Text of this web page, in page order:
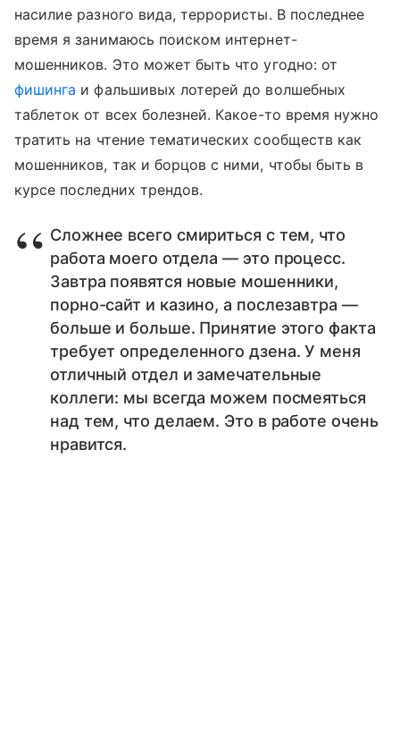
насилие разного вида, террористы. В последнее
время я занимаюсь поиском интернет-
мошенников. Это может быть что угодно: от
фишинга и фальшивых лотерей до волшебных
таблеток от всех болезней. Какое-то время нужно
тратить на чтение тематических сообществ как
мошенников, так и борцов с ними, чтобы быть в
курсе последних трендов.
Сложнее всего смириться с тем, что
работа моего отдела — это процесс.
Завтра появятся новые мошенники,
порно-сайт и казино, а послезавтра —
больше и больше. Принятие этого факта
требует определенного дзена. У меня
отличный отдел и замечательные
коллеги: мы всегда можем посмеяться
над тем, что делаем. Это в работе очень
нравится.